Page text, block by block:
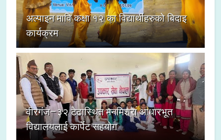
अल्पाइन मावि कक्षा १२ का विद्यार्थीहरुको बिदाइ
कार्यक्रम
वीरगंज–३२ टेढास्थित मनमिश्रा आधारभूत
विद्यालयलाई कार्पेट सहयोग